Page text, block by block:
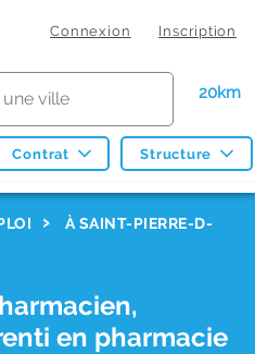
Connexion Inscription
20km
Contrat Structure
À SAINT-PIERRE-D-
en pharmacie